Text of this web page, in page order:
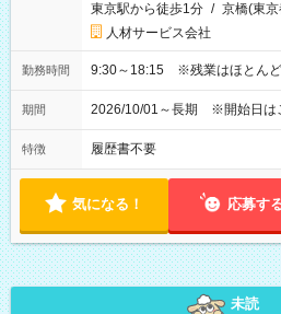
東京駅から徒歩1分 / 京橋(東
人材サービス会社
勤務時間 9:30～18:15 ※残業はほとんど
期間 2026/10/01～長期 ※開始日は
特徴 履歴書不要
気になる！ 応募す
未読